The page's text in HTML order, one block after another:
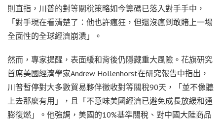
則直指，川普的對等關稅策略如今籌碼已落入對手手中，
「對手現在看清楚了：他也許瘋狂，但還沒瘋到敢賭上一場
全面性的全球經濟崩潰」。
然而，專家提醒，表面緩和背後仍隱藏重大風險。花旗研究
首席美國經濟學家Andrew Hollenhorst在研究報告中指出，
川普暫停對大多數貿易夥伴徵收對等關稅90天，「並不像聽
上去那麼有用」，且「不意味美國經濟已避免成長放緩和通
膨復燃」。他強調，美國的10%基準關稅、對中國大陸商品